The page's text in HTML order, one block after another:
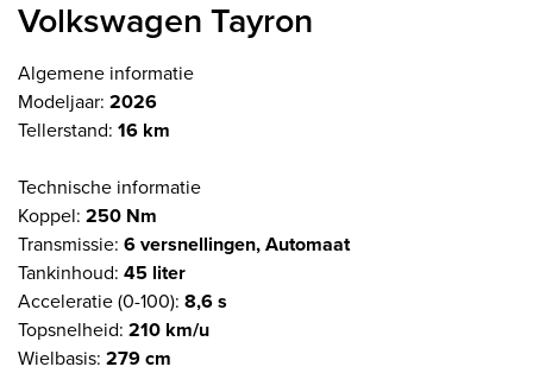
Volkswagen Tayron
Algemene informatie
Modeljaar: 2026
Tellerstand: 16 km
Technische informatie
Koppel: 250 Nm
Transmissie: 6 versnellingen, Automaat
Tankinhoud: 45 liter
Acceleratie (0-100): 8,6 s
Topsnelheid: 210 km/u
Wielbasis: 279 cm